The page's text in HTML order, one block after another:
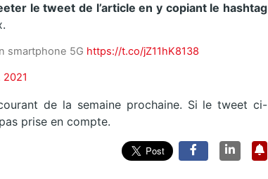
le tweet de l’article en y copiant le hashtag
smartphone 5G https://t.co/jZ11hK8138
2021
de la semaine prochaine. Si le tweet ci-
prise en compte.